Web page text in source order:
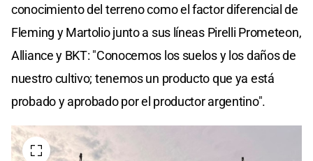
conocimiento del terreno como el factor diferencial de
Fleming y Martolio junto a sus líneas Pirelli Prometeon,
Alliance y BKT: "Conocemos los suelos y los daños de
nuestro cultivo; tenemos un producto que ya está
probado y aprobado por el productor argentino".